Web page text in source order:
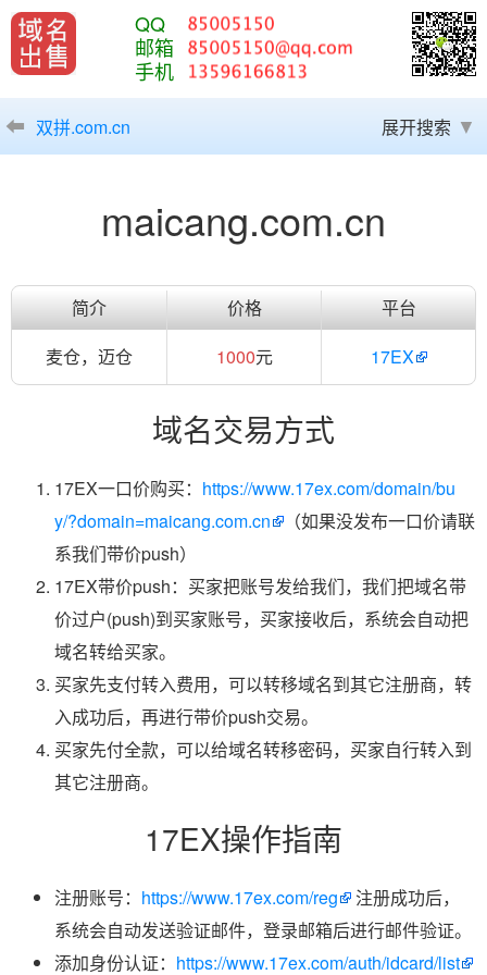
QQ
邮箱
手机
双拼.com.cn 展开搜索
maicang.com.cn
简介 价格
平台
麦仓，迈仓
1000元 17EX
域名交易方式
17EX一口价购买： https://www.17ex.com/domain/bu
y/?domain=maicang.com.cn
（如果没发布一口价请联
系我们带价push）
17EX带价push：买家把账号发给我们，我们把域名带
价过户(push)到买家账号，买家接收后，系统会自动把
域名转给买家。
买家先支付转入费用，可以转移域名到其它注册商，转
入成功后，再进行带价push交易。
买家先付全款，可以给域名转移密码，买家自行转入到
其它注册商。
17EX操作指南
注册账号： https://www.17ex.com/reg
注册成功后，
系统会自动发送验证邮件，登录邮箱后进行邮件验证。
添加身份认证： https://www.17ex.com/auth/idcard/list